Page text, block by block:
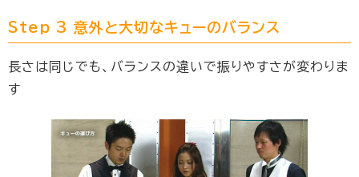
Step 3 意外と大切なキューのバランス
長さは同じでも、バランスの違いで振りやすさが変わりま
す